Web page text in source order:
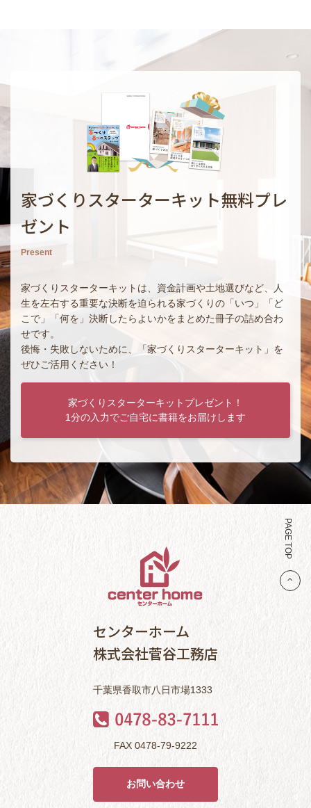
家づくりスターターキット無料プレ
ゼント
Present
家づくりスターターキットは、資金計画や土地選びなど、人
生を左右する重要な決断を迫られる家づくりの「いつ」「ど
こで」「何を」決断したらよいかをまとめた冊子の詰め合わ
せです。
後悔・失敗しないために、「家づくりスターターキット」を
ぜひご活用ください！
家づくりスターターキットプレゼント！
1分の入力でご自宅に書籍をお届けします
PAGE TOP
センターホーム
株式会社菅谷工務店
千葉県香取市八日市場1333
FAX 0478-79-9222
お問い合わせ